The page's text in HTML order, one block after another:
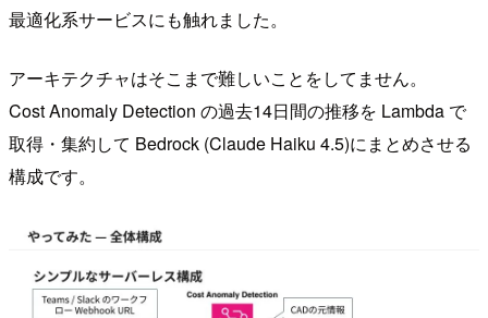
最適化系サービスにも触れました。
アーキテクチャはそこまで難しいことをしてません。
Cost Anomaly Detection の過去14日間の推移を Lambda で
取得・集約して Bedrock (Claude Haiku 4.5)にまとめさせる
構成です。